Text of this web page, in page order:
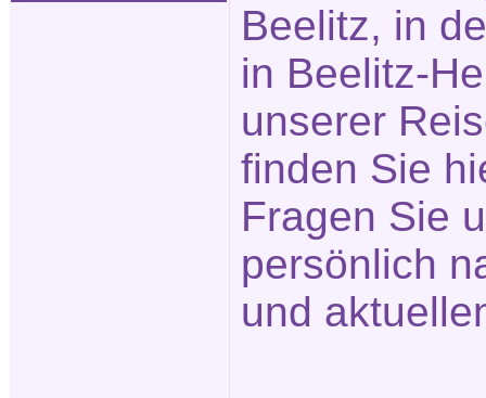
Beelitz, in
in Beelitz-
unserer
finden Sie
Fragen Sie
persönlich
und